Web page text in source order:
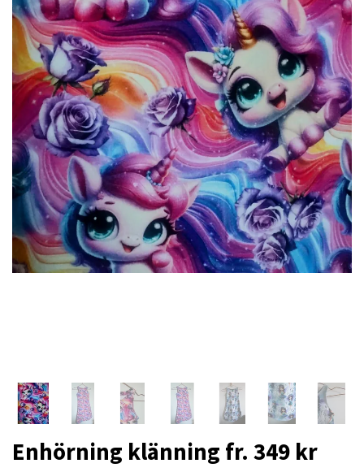
Enhörning klänning fr. 349 kr